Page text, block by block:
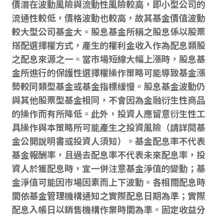
價潛在波動風險與流動性風險較高，即小型公司的
流通性較低，價格波動也較高，故其基金價值波動
較大型公司基金大。股息基金所稱之股息係以股票
搭配選擇權方式，產生的權利金收入作為配息類股
之配息來源之一。當市場短線大幅上漲時，股息基
金所進行的保護性選擇權操作策略可能導致基金漲
勢較同類型基金或基金指標緩慢。股息基金波動仍
與其他股票型基金相同，不會因為金融衍生性商品
的操作而有所降低。此外，投資人應留意衍生性工
具操作與本策略所可能產生之投資風險（請詳閱基
金公開說明書或投資人須知）。基金配息率不代表
基金報酬率，且過去配息率不代表未來配息率，投
資人於獲配息時，宜一併注意基金淨值的變動；基
金淨值可能因市場因素而上下波動。各相關配息時
間依基金管理機構通知之實際配息日期為準；實際
配息入帳日以銷售機構作業時間為準。固定收益分